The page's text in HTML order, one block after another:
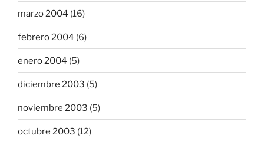
marzo 2004 (16)
febrero 2004 (6)
enero 2004 (5)
diciembre 2003 (5)
noviembre 2003 (5)
octubre 2003 (12)